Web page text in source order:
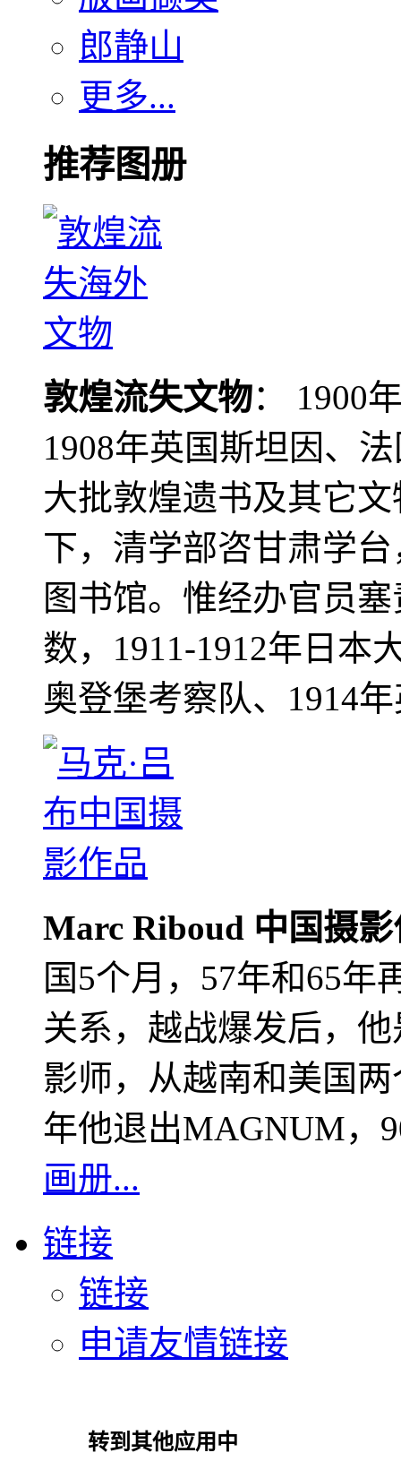
郎静山
更多...
推荐图册
敦煌流失文物： 1900
1908年英国斯坦因、
大批敦煌遗书及其它
下，清学部咨甘肃学
图书馆。惟经办官员
数，1911-1912年日本
奥登堡考察队、1914
Marc Riboud 中国摄
国5个月，57年和65年
关系，越战爆发后，
影师，从越南和美国
年他退出MAGNUM，
画册...
链接
链接
申请友情链接
转到其他应用中